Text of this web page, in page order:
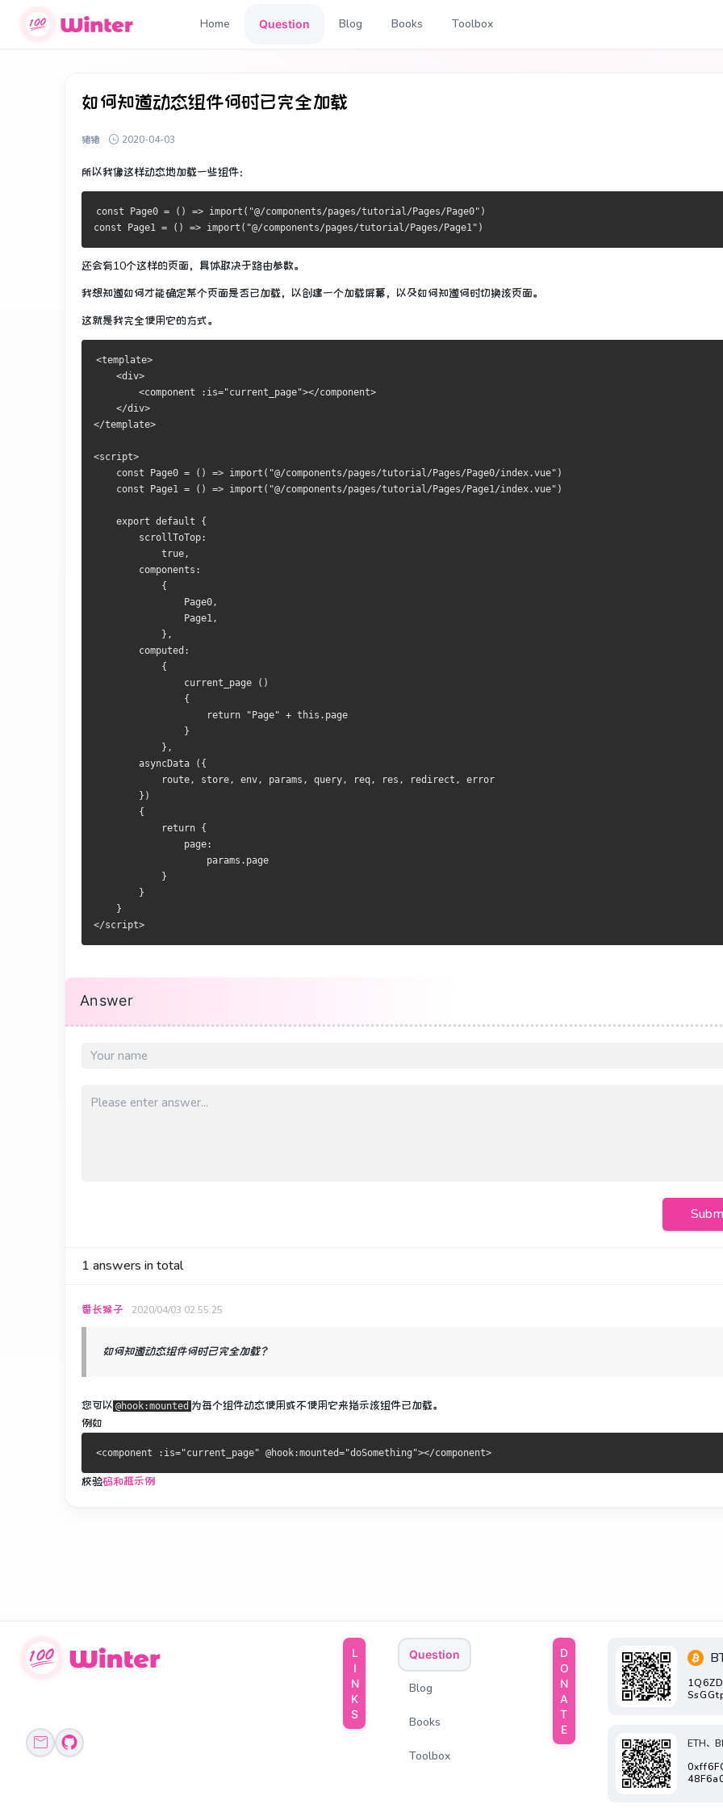
Home Question Blog Books Toolbox
如何知道动态组件何时已完全加载
猪猪 2020-04-03
所以我像这样动态地加载一些组件：
const Page0 = () => import("@/components/pages/tutorial/Pages/Page0")
const Page1 = () => import("@/components/pages/tutorial/Pages/Page1")
还会有10个这样的页面，具体取决于路由参数。
我想知道如何才能确定某个页面是否已加载，以创建一个加载屏幕，以及如何知道何时切换该页面。
这就是我完全使用它的方式。
<template>
    <div>
        <component :is="current_page"></component>
    </div>
</template>
<script>
    const Page0 = () => import("@/components/pages/tutorial/Pages/Page0/index.vue")
    const Page1 = () => import("@/components/pages/tutorial/Pages/Page1/index.vue")
    export default {
        scrollToTop:
            true,
        components:
            {
                Page0,
                Page1,
            },
        computed:
            {
                current_page ()
                {
                    return "Page" + this.page
                }
            },
        asyncData ({
            route, store, env, params, query, req, res, redirect, error
        })
        {
            return {
                page:
                    params.page
            }
        }
    }
</script>
Answer
1 answers in total
番长猴子 2020/04/03 02:55:25
如何知道动态组件何时已完全加载？
您可以 @hook:mounted 为每个组件动态使用或不使用它来指示该组件已加载。
例如
校验码和框示例
LINKS Question
Blog
Books
Toolbox
DONATE
ETH、